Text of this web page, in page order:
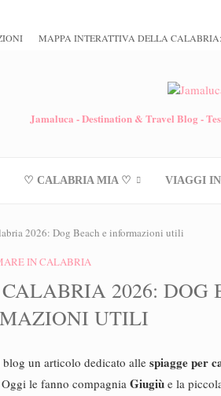
MAPPA INTERATTIVA DELLA
Jamaluca - Destination & Travel Blog -
♡ CALABRIA MIA ♡ VIAGGI
2026: Dog Beach e informazioni utili
IN CALABRIA
2026: DOG
UTILI
un articolo dedicato allespiagge per
le fanno compagnia Giugiù e la